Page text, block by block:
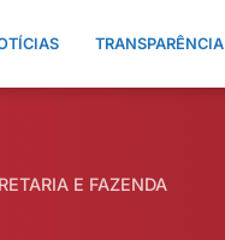
TRANSPARÊNCIA
E FAZENDA